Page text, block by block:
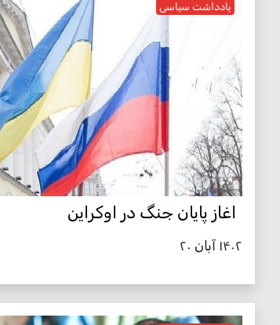
یادداشت سیاسی
اغاز پایان جنگ در اوکراین
۱۴۰۲ آبان ۲۰